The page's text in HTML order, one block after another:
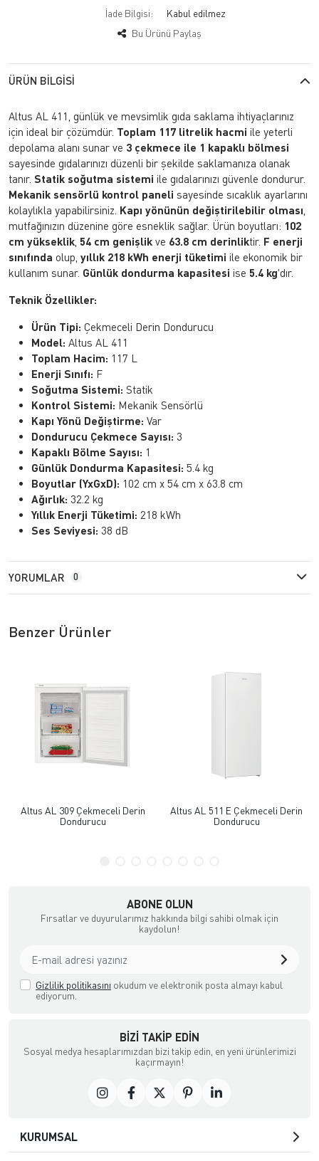
İade Bilgisi:
Bu Ürünü Paylaş
ÜRÜN BILGISI
Altus AL 411, günlük ve mevsimlik gıda saklama ihtiyaçlarınız
için ideal bir çözümdür. Toplam 117 litrelik hacmi ile yeterli
depolama alanı sunar ve 3 çekmece ile 1 kapaklı bölmesi
sayesinde gıdalarınızı düzenli bir şekilde saklamanıza olanak
tanır. Statik soğutma sistemi ile gıdalarınızı güvenle dondurur.
Mekanik sensörlü kontrol paneli sayesinde sıcaklık ayarlarını
kolaylıkla yapabilirsiniz. Kapı yönünün değiştirilebilir olması
mutfağınızın düzenine göre esneklik sağlar. Ürün boyutları: 102
cm yükseklik 54 cm genişlik ve 63.8 cm derinliktir. F enerji
sınıfında olup, yıllık 218 kWh enerji tüketimi ile ekonomik bir
kullanım sunar. Günlük dondurma kapasitesi ise 5.4 kg'dır.
Teknik Özellikler:
Ürün Tipi: Çekmeceli Derin Dondurucu
Model: Altus AL 411
Toplam Hacim: 117 L
Enerji Sınıfı: F
Soğutma Sistemi: Statik
Kontrol Sistemi: Mekanik Sensörlü
Kapı Yönü Değiştirme: Var
Dondurucu Çekmece Sayısı: 3
Kapaklı Bölme Sayısı: 1
Günlük Dondurma Kapasitesi: 5.4 kg
Boyutlar (YxGxD): 102 cm x 54 cm x 63.8 cm
Ağırlık: 32.2 kg
Yıllık Enerji Tüketimi: 218 kWh
Ses Seviyesi: 38 dB
YORUMLAR 0
Benzer Ürünler
Altus AL 309 Çekmeceli Derin
Dondurucu
Altus AL 511 E Çekmeceli Derin
Dondurucu
ABONE OLUN
Fırsatlar ve duyurularımız hakkında bilgi sahibi olmak için
kaydolun!
Gizlilik politikasını okudum ve elektronik posta almayı kabul
ediyorum.
BIZI TAKIP EDIN
Sosyal medya hesaplarımızdan bizi takip edin, en yeni ürünlerimizi
kaçırmayın!
KURUMSAL